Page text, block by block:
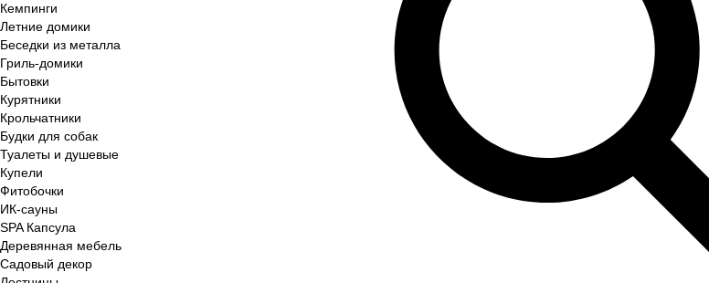
Кемпинги
Летние домики
Беседки из металла
Гриль-домики
Бытовки
Курятники
Крольчатники
Будки для собак
Туалеты и душевые
Купели
Фитобочки
ИК-сауны
SPA Капсула
Деревянная мебель
Садовый декор